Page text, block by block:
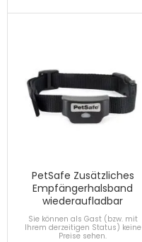
PetSafe Zusätzliches
Empfängerhalsband
wiederaufladbar
Sie können als Gast (bzw. mit
Ihrem derzeitigen Status) keine
Preise sehen.